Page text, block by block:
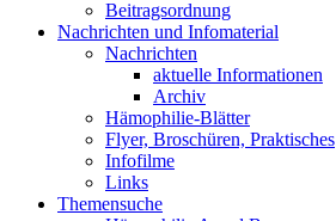
Beitragsordnung
Nachrichten und Infomaterial
Nachrichten
aktuelle Informationen
Archiv
Hämophilie-Blätter
Flyer, Broschüren, Praktisches
Infofilme
Links
Themensuche